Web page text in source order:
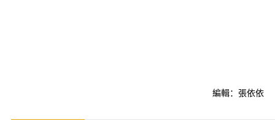
編輯：張依依